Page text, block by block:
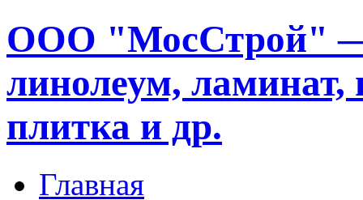
ООО "МосСтрой" —
линолеум, ламинат,
плитка и др.
Главная